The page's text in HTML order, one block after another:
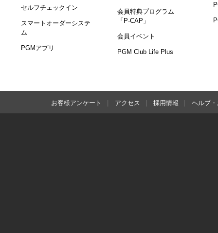
セルフチェックイン
スマートオーダーシステ
ム
PGMアプリ
会員特典プログラム
「P-CAP」
会員イベント
PGM Club Life Plus
お客様アンケート アクセス 採用情報 ヘルプ